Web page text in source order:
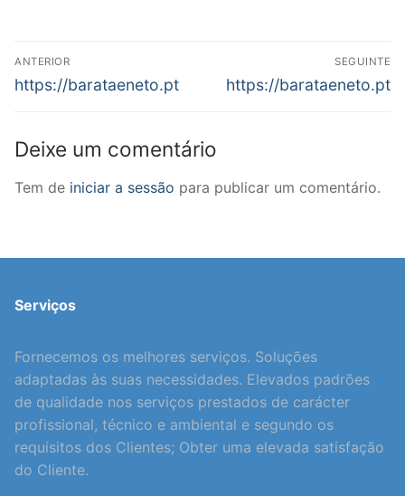
Navegação
de
ANTERIOR
Previous
https://barataeneto.pt
SEGUINTE
Next
https://barataeneto.pt
Deixe um comentário
Tem de iniciar a sessão para publicar um comentário.
Serviços
Fornecemos os melhores serviços. Soluções
adaptadas às suas necessidades. Elevados padrões
de qualidade nos serviços prestados de carácter
profissional, técnico e ambiental e segundo os
requisitos dos Clientes; Obter uma elevada satisfação
do Cliente.